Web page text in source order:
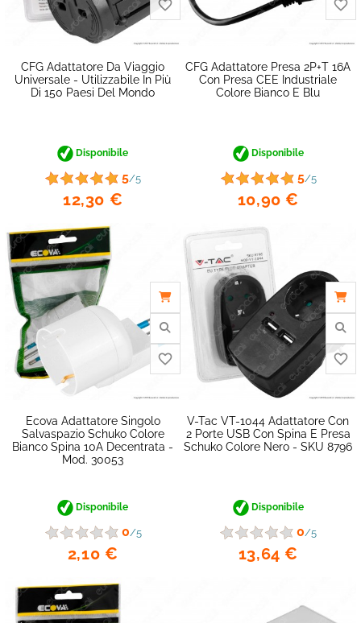
CFG Adattatore Da Viaggio
Universale - Utilizzabile In Più
Di 150 Paesi Del Mondo
Disponibile
5/5
12,30 €
favorite_border
CFG Adattatore Presa 2P+T 16A
Con Presa CEE Industriale
Colore Bianco E Blu
Disponibile
5/5
10,90 €
Ecova Adattatore Singolo
Salvaspazio Schuko Colore
Bianco Spina 10A Decentrata -
Mod. 30053
Disponibile
0/5
2,10 €
V-Tac VT-1044 Adattatore Con
2 Porte USB Con Spina E Presa
Schuko Colore Nero - SKU 8796
Disponibile
0/5
13,64 €